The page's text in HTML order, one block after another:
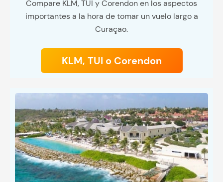
Compare KLM, TUI y Corendon en los aspectos
importantes a la hora de tomar un vuelo largo a
Curaçao.
KLM, TUI o Corendon